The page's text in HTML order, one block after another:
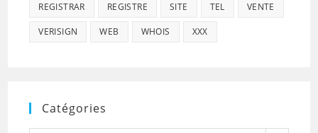
REGISTRAR REGISTRE SITE TEL VENTE
VERISIGN WEB WHOIS XXX
Catégories